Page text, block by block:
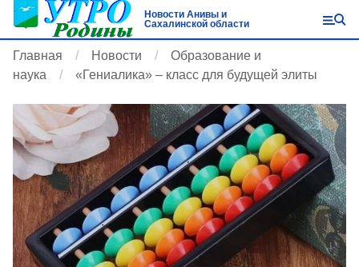
Новости Анивы и
Сахалинской области
Главная Новости
Образование и
наука
«Гениалика» – класс для будущей элиты